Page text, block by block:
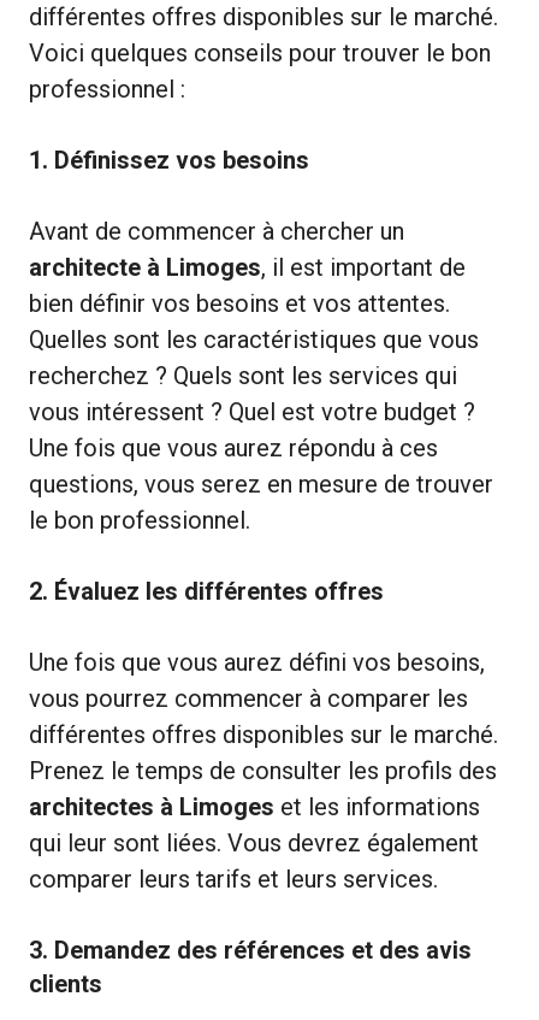
différentes offres disponibles sur le marché.
Voici quelques conseils pour trouver le bon
professionnel :
1. Définissez vos besoins
Avant de commencer à chercher un
architecte à Limoges, il est important de
bien définir vos besoins et vos attentes.
Quelles sont les caractéristiques que vous
recherchez ? Quels sont les services qui
vous intéressent ? Quel est votre budget ?
Une fois que vous aurez répondu à ces
questions, vous serez en mesure de trouver
le bon professionnel.
2. Évaluez les différentes offres
Une fois que vous aurez défini vos besoins,
vous pourrez commencer à comparer les
différentes offres disponibles sur le marché.
Prenez le temps de consulter les profils des
architectes à Limoges et les informations
qui leur sont liées. Vous devrez également
comparer leurs tarifs et leurs services.
3. Demandez des références et des avis
clients